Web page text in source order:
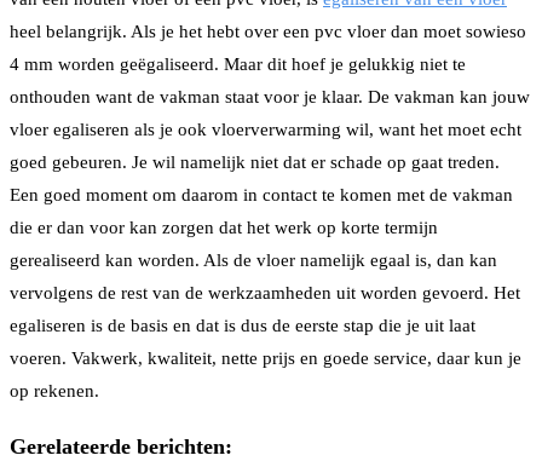
heel belangrijk. Als je het hebt over een pvc vloer dan moet sowieso
4 mm worden geëgaliseerd. Maar dit hoef je gelukkig niet te
onthouden want de vakman staat voor je klaar. De vakman kan jouw
vloer egaliseren als je ook vloerverwarming wil, want het moet echt
goed gebeuren. Je wil namelijk niet dat er schade op gaat treden.
Een goed moment om daarom in contact te komen met de vakman
die er dan voor kan zorgen dat het werk op korte termijn
gerealiseerd kan worden. Als de vloer namelijk egaal is, dan kan
vervolgens de rest van de werkzaamheden uit worden gevoerd. Het
egaliseren is de basis en dat is dus de eerste stap die je uit laat
voeren. Vakwerk, kwaliteit, nette prijs en goede service, daar kun je
op rekenen.
Gerelateerde berichten: